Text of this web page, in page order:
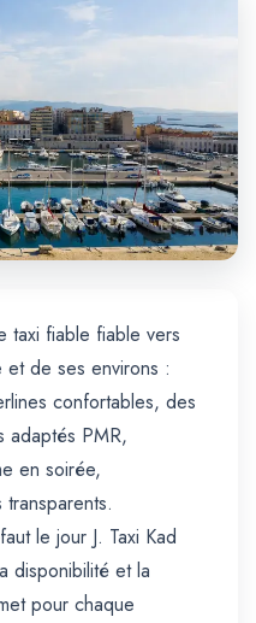
taxi fiable fiable vers
de ses environs :
confortables, des
adaptés PMR,
en soirée,
le jour J. Taxi Kad
disponibilité et la
pour chaque